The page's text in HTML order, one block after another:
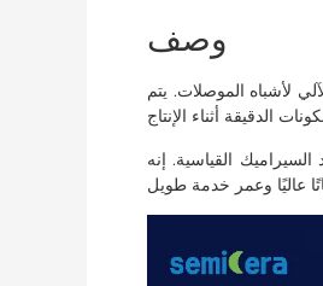
وصف
لأشباه الموصلات. يتم
القياسية. إنه